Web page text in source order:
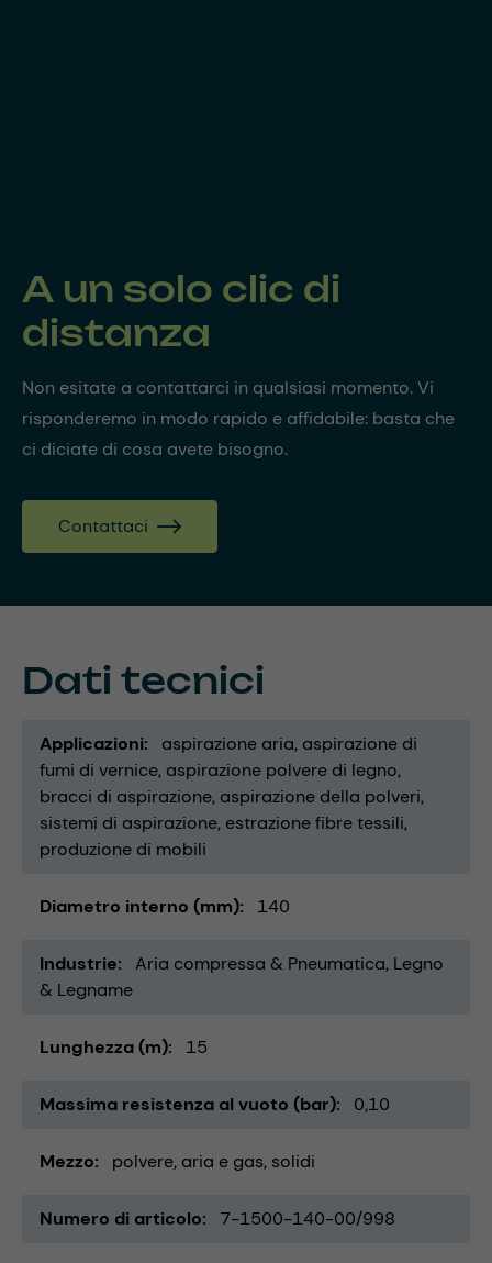
A un solo clic di
distanza
Non esitate a contattarci in qualsiasi momento. Vi
risponderemo in modo rapido e affidabile: basta che
ci diciate di cosa avete bisogno.
Contattaci
Dati tecnici
Applicazioni aspirazione aria aspirazione di
fumi di vernice aspirazione polvere di legno
bracci di aspirazione aspirazione della polveri
sistemi di aspirazione estrazione fibre tessili
produzione di mobili
Diametro interno (mm) 140
Industrie Aria compressa & Pneumatica Legno
& Legname
Lunghezza (m) 15
Massima resistenza al vuoto (bar) 0,10
Mezzo polvere aria e gas solidi
Numero di articolo 7-1500-140-00/998